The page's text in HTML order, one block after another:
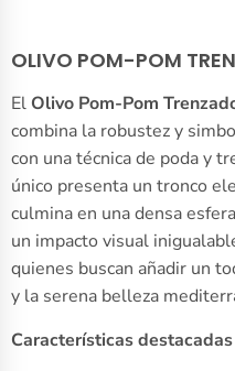
OLIVO POM-POM
El Olivo Pom-Pom
combina la robustez y
con una técnica de poda y
único presenta un tronco
culmina en una densa
un impacto visual
quienes buscan añadir un
y la serena belleza
Características